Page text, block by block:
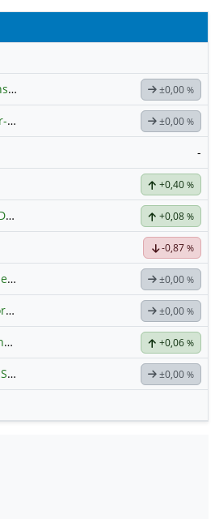
Security der nächsten Generation ±0,00 %
Circus SE Inhaber-Akt ±0,00 %
-
+0,40 %
THE TRA.DESK A DL-,000001 +0,08 %
-0,87 %
Renk Group.......der Weg zum Erfolg ±0,00 %
Rocket Lab Corporation Registered Shs Hauptdiskussion
±0,00 %
Gamestop, das Ende naht +0,06 %
Quantum Crypto Security ±0,00 %